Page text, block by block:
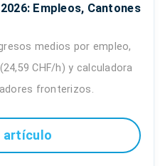
Empleos, Cantones
medios por empleo,
CHF/h) y calculadora
fronterizos.
artículo